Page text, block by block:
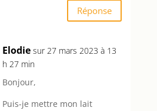
Réponse
Elodie sur 27 mars 2023 à 13
h 27 min
Bonjour,
Puis-je mettre mon lait